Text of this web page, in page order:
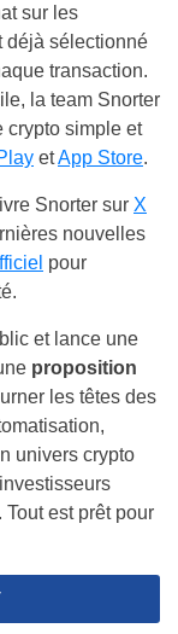
sur les
déjà sélectionné
transaction.
la team Snorter
crypto simple et
etApp Store.
Snorter sur X
nouvelles
pour
et lance une
proposition
les têtes des
univers crypto
est prêt pour